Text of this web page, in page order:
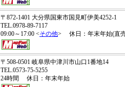
〒872-1401 大分県国東市国見町伊美4252-1
TEL.0978-89-7117
09:00～17:00 <その他> 休日：年末年始(直
〒508-0501 岐阜県中津川市山口1番地14
TEL.0573-75-5255
24時間 休日：年末年始